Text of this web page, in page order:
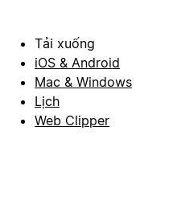
Tải xuống
iOS & Android
Mac & Windows
Lịch
Web Clipper